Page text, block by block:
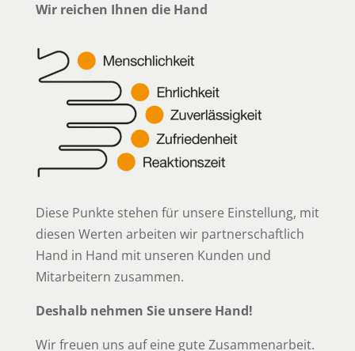
Wir reichen Ihnen die Hand
Diese Punkte stehen für unsere Einstellung, mit
diesen Werten arbeiten wir partnerschaftlich
Hand in Hand mit unseren Kunden und
Mitarbeitern zusammen.
Deshalb nehmen Sie unsere Hand!
Wir freuen uns auf eine gute Zusammenarbeit.